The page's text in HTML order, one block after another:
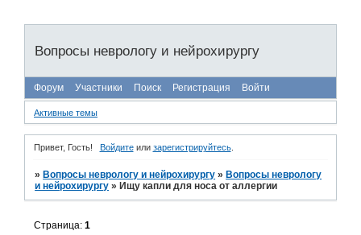
Вопросы неврологу и нейрохирургу
Форум Участники Поиск Регистрация Войти
Активные темы
Привет, Гость! Войдитеили зарегистрируйтесь.
» Вопросы неврологу и нейрохирургу » Вопросы неврологу
и нейрохирургу » Ищу капли для носа от аллергии
Страница:1